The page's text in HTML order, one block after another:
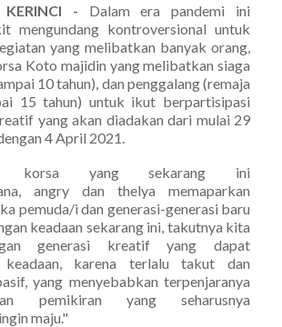
KERINCI - Dalam era pandemi ini
mengundang kontroversional untuk
yang melibatkan banyak orang,
Koto majidin yang melibatkan siaga
10 tahun), dan penggalang (remaja
15 tahun) untuk ikut berpartisipasi
yang akan diadakan dari mulai 29
4 April 2021.
korsa yang sekarang ini
angry dan thelya memaparkan
pemuda/i dan generasi-generasi baru
keadaan sekarang ini, takutnya kita
generasi kreatif yang dapat
keadaan, karena terlalu takut dan
yang menyebabkan terpenjaranya
pemikiran yang seharusnya
maju."